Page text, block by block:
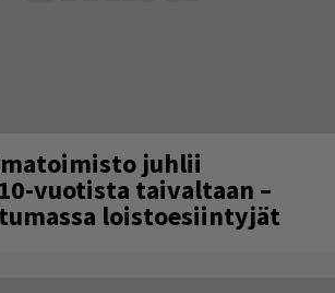
juhlii
vuotista taivaltaan –
loistoesiintyjät